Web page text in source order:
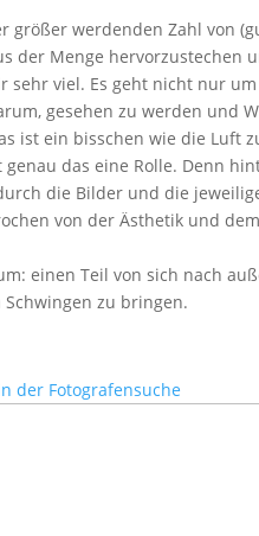
werdenden Zahl von
der Menge hervorzustechen
sehr viel. Es geht nicht nur
gesehen zu werden und
ist ein bisschen wie die Luft
das eine Rolle. Denn
die Bilder und die
von der Ästhetik und
einen Teil von sich nach
zu bringen.